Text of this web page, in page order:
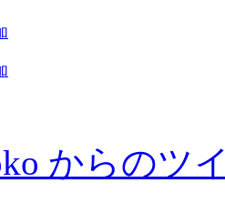
からのツ